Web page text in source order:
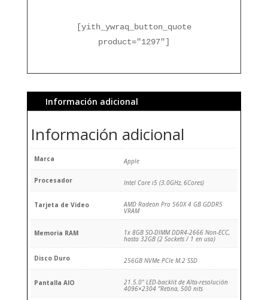
[yith_ywraq_button_quote
product="1297"]
Información adicional
Información adicional
Marca Apple
Procesador Intel Core i5 (3.0GHz, 6Cores)
Tarjeta de Video AMD Radeon Pro 560X 4 GB GDDR5
VRAM
Memoria RAM 1x 8GB SO-DIMM DDR4-2666 Non-ECC,
hasta 32GB (2 Sockets / 1 en uso)
Disco Duro 256GB NVMe PCIe M.2 SSD
Pantalla AIO 21.5.0" LED-backlit de Alta-resolución
4096×2304 "Retina, 500 nits